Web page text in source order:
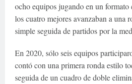
ocho equipos jugando en un
los cuatro mejores avanzaban a una
simple seguida de partidos por la
En 2020, sólo seis equipos
contó con una primera ronda estilo
seguida de un cuadro de doble